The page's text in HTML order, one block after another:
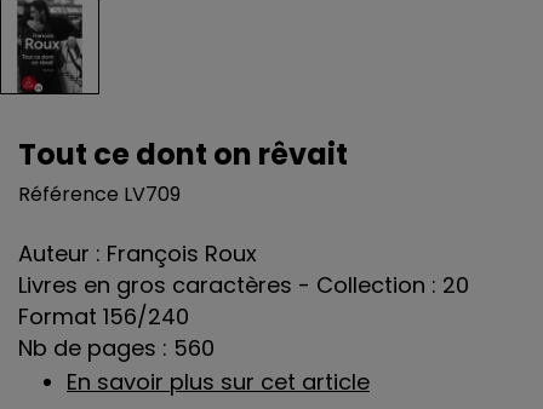
Tout ce dont on rêvait
Référence LV709
Auteur : François Roux
Livres en gros caractères - Collection : 20
Format 156/240
Nb de pages : 560
En savoir plus sur cet article